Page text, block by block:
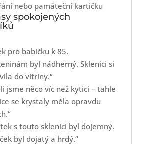
nebo památeční kartičku
spokojených
pro babičku k 85.
byl nádherný. Sklenici si
do vitríny.“
jsme něco víc než kytici – tahle
se krystaly měla opravdu
s touto sklenicí byl dojemný.
byl dojatý a hrdý.“